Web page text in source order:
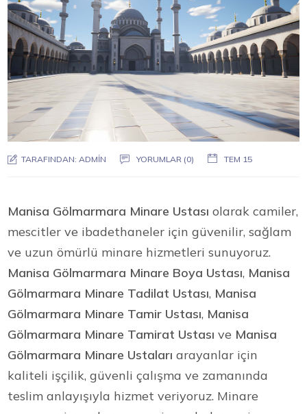
TARAFINDAN: ADMIN YORUMLAR (0) TEM 15
Manisa Gölmarmara Minare Ustası olarak camiler,
mescitler ve ibadethaneler için güvenilir, sağlam
ve uzun ömürlü minare hizmetleri sunuyoruz.
Manisa Gölmarmara Minare Boya Ustası, Manisa
Gölmarmara Minare Tadilat Ustası, Manisa
Gölmarmara Minare Tamir Ustası, Manisa
Gölmarmara Minare Tamirat Ustası ve Manisa
Gölmarmara Minare Ustaları arayanlar için
kaliteli işçilik, güvenli çalışma ve zamanında
teslim anlayışıyla hizmet veriyoruz. Minare